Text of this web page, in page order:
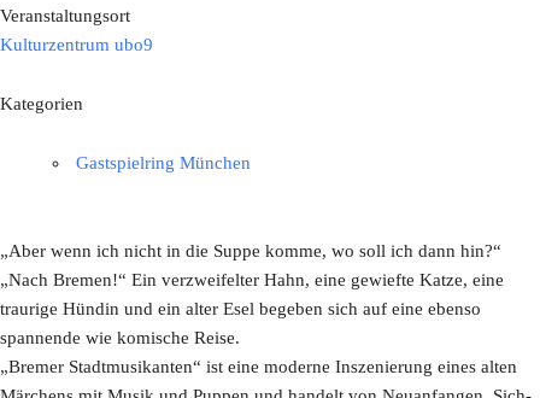
Veranstaltungsort
Kulturzentrum ubo9
Kategorien
Gastspielring München
„Aber wenn ich nicht in die Suppe komme, wo soll ich dann hin?“
„Nach Bremen!“ Ein verzweifelter Hahn, eine gewiefte Katze, eine
traurige Hündin und ein alter Esel begeben sich auf eine ebenso
spannende wie komische Reise.
„Bremer Stadtmusikanten“ ist eine moderne Inszenierung eines alten